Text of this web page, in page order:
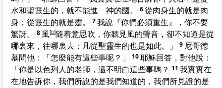
水和聖靈生的，就不能進 神的國。
6從肉身生的就是肉
身；從靈生的就是靈。
7我說『你們必須重生』，你不要
驚訝。
8 風[b]隨着意思吹，你聽見風的聲音，卻不知道是從
哪裏來，往哪裏去；凡從聖靈生的也是如此。」
9 尼哥德
慕問他：「怎麼能有這些事呢？」 10耶穌回答，對他說：
「你是以色列人的老師，還不明白這些事嗎？ 11 我實實在
在地告訴你，我們所說的是我們知道的，我們所見證的是